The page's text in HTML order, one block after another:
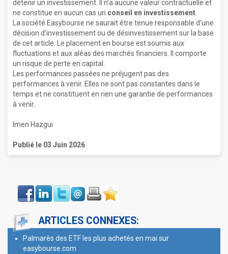
détenir un investissement. Il n’a aucune valeur contractuelle et
ne constitue en aucun cas un conseil en investissement
La société Easybourse ne saurait être tenue responsable d'une
décision d'investissement ou de désinvestissement sur la base
de cet article. Le placement en bourse est soumis aux
fluctuations et aux aléas des marchés financiers. Il comporte
un risque de perte en capital.
Les performances passées ne préjugent pas des
performances à venir. Elles ne sont pas constantes dans le
temps et ne constituent en rien une garantie de performances
à venir.
Imen Hazgui
Publié le 03 Juin 2026
Face
book
LinkIn Twitter Envoyer ImprimerFavoris
ARTICLES CONNEXES:
Palmarès des ETF les plus achetés en mai sur
easybourse.com